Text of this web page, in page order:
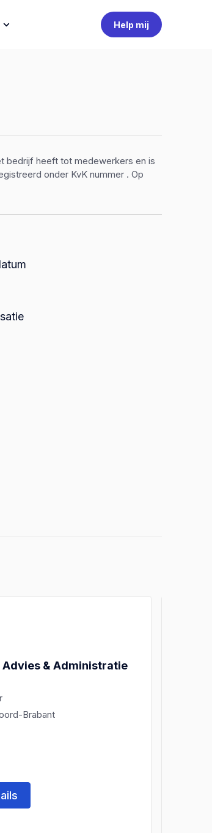
Help mij
bedrijf heeft tot medewerkers en is
onder KvK nummer . Op
Advies & Administratie
Brabant